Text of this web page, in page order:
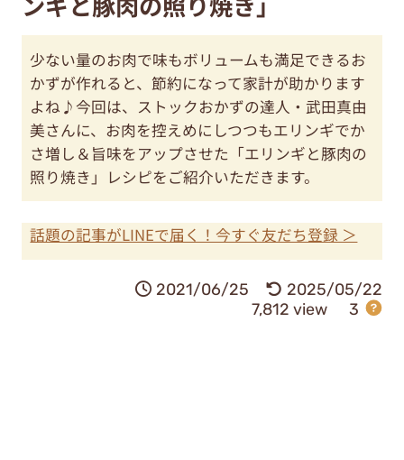
少ない量のお肉で味もボリュームも満足できるお
かずが作れると、節約になって家計が助かります
よね♪今回は、ストックおかずの達人・武田真由
美さんに、お肉を控えめにしつつもエリンギでか
さ増し＆旨味をアップさせた「エリンギと豚肉の
照り焼き」レシピをご紹介いただきます。
話題の記事がLINEで届く！今すぐ友だち登録 ＞
2021/06/25
2025/05/22
7,812 view
3